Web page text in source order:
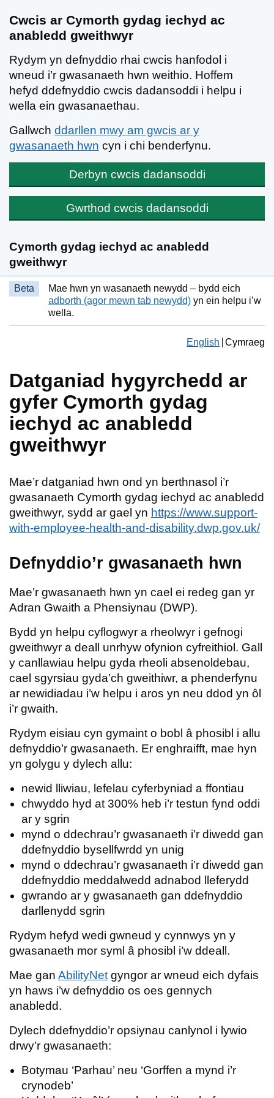
Cwcis ar Cymorth gydag iechyd ac
anabledd gweithwyr
Rydym yn defnyddio rhai cwcis hanfodol i
wneud i’r gwasanaeth hwn weithio. Hoffem
hefyd ddefnyddio cwcis dadansoddi i helpu i
wella ein gwasanaethau.
Gallwch ddarllen mwy am gwcis ar y
gwasanaeth hwn cyn i chi benderfynu.
Derbyn cwcis dadansoddi
Gwrthod cwcis dadansoddi
Cymorth gydag iechyd ac anabledd
gweithwyr
Beta
Mae hwn yn wasanaeth newydd – bydd eich
adborth (agor mewn tab newydd) yn ein helpu i’w
wella.
Change the
English Newid yr
Cymraeg
Datganiad hygyrchedd ar
gyfer Cymorth gydag
iechyd ac anabledd
gweithwyr
Mae’r datganiad hwn ond yn berthnasol i’r
gwasanaeth Cymorth gydag iechyd ac anabledd
gweithwyr, sydd ar gael yn https://www.support-
with-employee-health-and-disability.dwp.gov.uk/
Defnyddio’r gwasanaeth hwn
Mae’r gwasanaeth hwn yn cael ei redeg gan yr
Adran Gwaith a Phensiynau (DWP).
Bydd yn helpu cyflogwyr a rheolwyr i gefnogi
gweithwyr a deall unrhyw ofynion cyfreithiol. Gall
y canllawiau helpu gyda rheoli absenoldebau,
cael sgyrsiau gyda’ch gweithiwr, a phenderfynu
ar newidiadau i’w helpu i aros yn neu ddod yn ôl
i’r gwaith.
Rydym eisiau cyn gymaint o bobl â phosibl i allu
defnyddio’r gwasanaeth. Er enghraifft, mae hyn
yn golygu y dylech allu:
newid lliwiau, lefelau cyferbyniad a ffontiau
chwyddo hyd at 300% heb i’r testun fynd oddi
ar y sgrin
mynd o ddechrau’r gwasanaeth i’r diwedd gan
ddefnyddio bysellfwrdd yn unig
mynd o ddechrau’r gwasanaeth i’r diwedd gan
ddefnyddio meddalwedd adnabod lleferydd
gwrando ar y gwasanaeth gan ddefnyddio
darllenydd sgrin
Rydym hefyd wedi gwneud y cynnwys yn y
gwasanaeth mor syml â phosibl i’w ddeall.
Mae gan AbilityNet gyngor ar wneud eich dyfais
yn haws i’w defnyddio os oes gennych
anabledd.
Dylech ddefnyddio’r opsiynau canlynol i lywio
drwy’r gwasanaeth:
Botymau ‘Parhau’ neu ‘Gorffen a mynd i’r
crynodeb’